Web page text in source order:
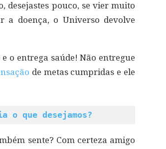
desejastes pouco, se vier muito
a doença, o Universo devolve
o entrega saúde! Não entregue
de metas cumpridas e ele
o que desejamos?
sente? Com certeza amigo